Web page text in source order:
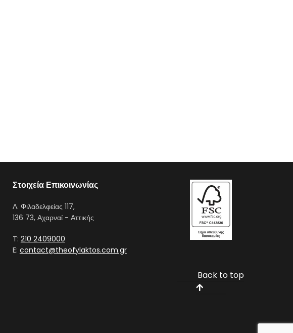
Στοιχεία Επικοινωνίας
Λ. Φιλαδελφείας 117,
136 73, Αχαρναί - Αττικής
T: 210 2409000
E: contact@theofylaktos.com.gr
Back to top